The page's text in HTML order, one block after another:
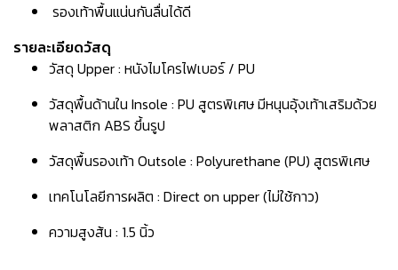
รองเท้าพื้นแน่นกันลื่นได้ดี
รายละเอียดวัสดุ
วัสดุ Upper : หนังไมโครไฟเบอร์ / PU
วัสดุพื้นด้านใน Insole : PU สูตรพิเศษ มีหนุนอุ้งเท้าเสริมด้วย
พลาสติก ABS ขึ้นรูป
วัสดุพื้นรองเท้า Outsole : Polyurethane (PU) สูตรพิเศษ
เทคโนโลยีการผลิต : Direct on upper (ไม่ใช้กาว)
ความสูงส้น : 1.5 นิ้ว